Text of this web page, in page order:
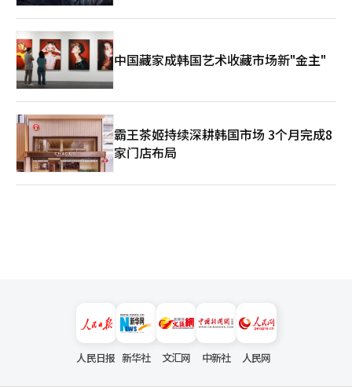
中国藏家成韩国艺术收藏市场新"金主"
霸王茶姬持续深耕韩国市场 3个月完成8
家门店布局
人民日报 新华社 文汇网 中新社 人民网